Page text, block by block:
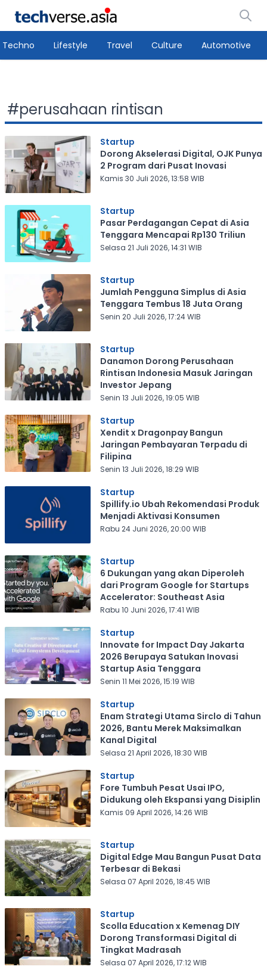
Techno Lifestyle Travel Culture Automotive
#perusahaan rintisan
Startup
Dorong Akselerasi Digital, OJK Punya
2 Program dari Pusat Inovasi
Kamis 30 Juli 2026, 13:58 WIB
Startup
Pasar Perdagangan Cepat di Asia
Tenggara Mencapai Rp130 Triliun
Selasa 21 Juli 2026, 14:31 WIB
Startup
Jumlah Pengguna Simplus di Asia
Tenggara Tembus 18 Juta Orang
Senin 20 Juli 2026, 17:24 WIB
Startup
Danamon Dorong Perusahaan
Rintisan Indonesia Masuk Jaringan
Investor Jepang
Senin 13 Juli 2026, 19:05 WIB
Startup
Xendit x Dragonpay Bangun
Jaringan Pembayaran Terpadu di
Filipina
Senin 13 Juli 2026, 18:29 WIB
Startup
Spillify.io Ubah Rekomendasi Produk
Menjadi Aktivasi Konsumen
Rabu 24 Juni 2026, 20:00 WIB
Startup
6 Dukungan yang akan Diperoleh
dari Program Google for Startups
Accelerator: Southeast Asia
Rabu 10 Juni 2026, 17:41 WIB
Startup
Innovate for Impact Day Jakarta
2026 Berupaya Satukan Inovasi
Startup Asia Tenggara
Senin 11 Mei 2026, 15:19 WIB
Startup
Enam Strategi Utama Sirclo di Tahun
2026, Bantu Merek Maksimalkan
Kanal Digital
Selasa 21 April 2026, 18:30 WIB
Startup
Fore Tumbuh Pesat Usai IPO,
Didukung oleh Ekspansi yang Disiplin
Kamis 09 April 2026, 14:26 WIB
Startup
Digital Edge Mau Bangun Pusat Data
Terbesar di Bekasi
Selasa 07 April 2026, 18:45 WIB
Startup
Scolla Education x Kemenag DIY
Dorong Transformasi Digital di
Tingkat Madrasah
Selasa 07 April 2026, 17:12 WIB